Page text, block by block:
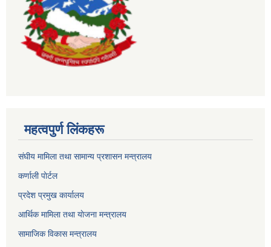
महत्वपुर्ण लिंकहरू
संघीय मामिला तथा सामान्य प्रशासन मन्त्रालय
कर्णाली पाेर्टल
प्रदेश प्रमुख कार्यालय
आर्थिक मामिला तथा याेजना मन्त्रालय
सामाजिक विकास मन्त्रालय